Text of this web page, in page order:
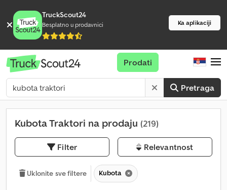
TruckScout24
Besplatno u prodavnici Ka aplikaciji
Pretraga
Prodati
Kubota Traktori na prodaju (219)
Filter Relevantnost
Uklonite sve filtere Kubota